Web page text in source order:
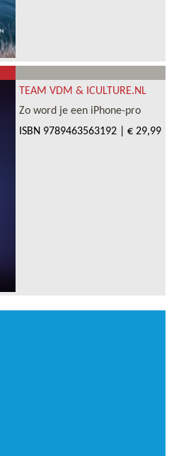
TEAM VDM & ICULTURE.NL
Zo word je een iPhone-pro
ISBN 9789463563192 € 29,99